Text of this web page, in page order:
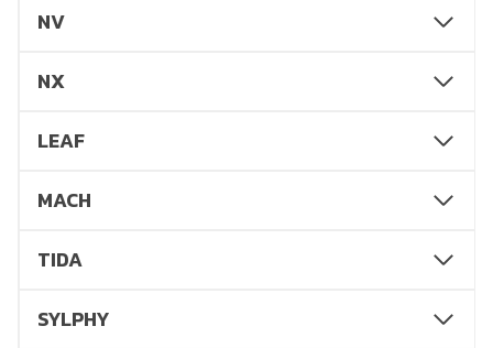
NV
NX
LEAF
MACH
TIDA
SYLPHY